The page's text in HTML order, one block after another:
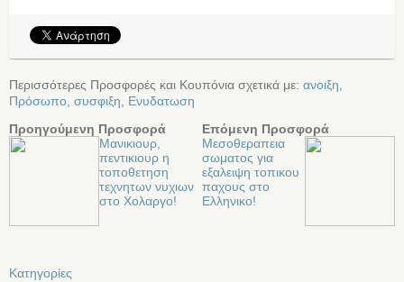
Περισσότερες Προσφορές και Κουπόνια σχετικά με: ανοιξη
Πρόσωπο συσφιξη
Ενυδατωση
Προηγούμενη Προσφορά
Μανικιουρ,
πεντικιουρ η
τοποθετηση
τεχνητων νυχιων
στο Χολαργο!
Επόμενη Προσφορά
Μεσοθεραπεια
σωματος για
εξαλειψη τοπικου
παχους στο
Ελληνικο!
Kατηγορίες